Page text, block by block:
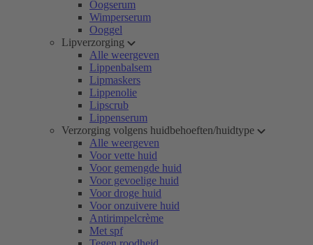
Oogserum
Wimperserum
Ooggel
Lipverzorging
Alle weergeven
Lippenbalsem
Lipmaskers
Lippenolie
Lipscrub
Lippenserum
Verzorging volgens huidbehoeften/huidtype
Alle weergeven
Voor vette huid
Voor gemengde huid
Voor gevoelige huid
Voor droge huid
Voor onzuivere huid
Antirimpelcrème
Met spf